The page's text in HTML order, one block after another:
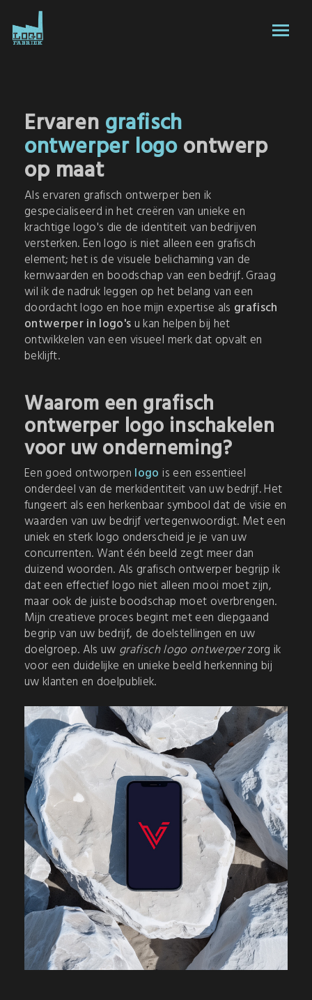
Ervaren grafisch
ontwerper logoontwerp
op maat
Als ervaren grafisch ontwerper ben ik
gespecialiseerd in het creëren van unieke en
krachtige logo's die de identiteit van bedrijven
versterken. Een logo is niet alleen een grafisch
element; het is de visuele belichaming van de
kernwaarden en boodschap van een bedrijf. Graag
wil ik de nadruk leggen op het belang van een
doordacht logo en hoe mijn expertise als grafisch
ontwerper in logo'su kan helpen bij het
ontwikkelen van een visueel merk dat opvalt en
beklijft.
Waarom een grafisch
ontwerper logo inschakelen
voor uw onderneming?
Een goed ontworpen logo is een essentieel
onderdeel van de merkidentiteit van uw bedrijf. Het
fungeert als een herkenbaar symbool dat de visie en
waarden van uw bedrijf vertegenwoordigt. Met een
uniek en sterk logo onderscheid je je van uw
concurrenten. Want één beeld zegt meer dan
duizend woorden. Als grafisch ontwerper begrijp ik
dat een effectief logo niet alleen mooi moet zijn,
maar ook de juiste boodschap moet overbrengen.
Mijn creatieve proces begint met een diepgaand
begrip van uw bedrijf, de doelstellingen en uw
doelgroep. Als uw grafisch logo ontwerperzorg ik
voor een duidelijke en unieke beeld herkenning bij
uw klanten en doelpubliek.